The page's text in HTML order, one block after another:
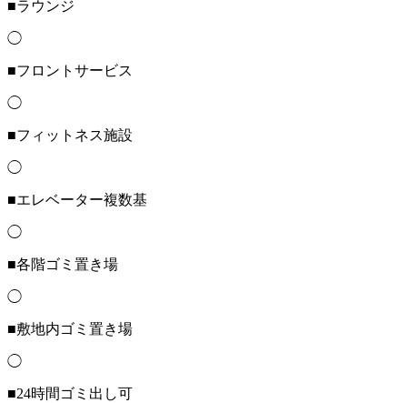
■ラウンジ
◯
■フロントサービス
◯
■フィットネス施設
◯
■エレベーター複数基
◯
■各階ゴミ置き場
◯
■敷地内ゴミ置き場
◯
■24時間ゴミ出し可